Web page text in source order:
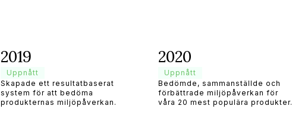
2019
Uppnått
Skapade ett resultatbaserat
system för att bedöma
produkternas miljöpåverkan.
2020
Uppnått
Bedömde, sammanställde och
förbättrade miljöpåverkan för
våra 20 mest populära produkter.